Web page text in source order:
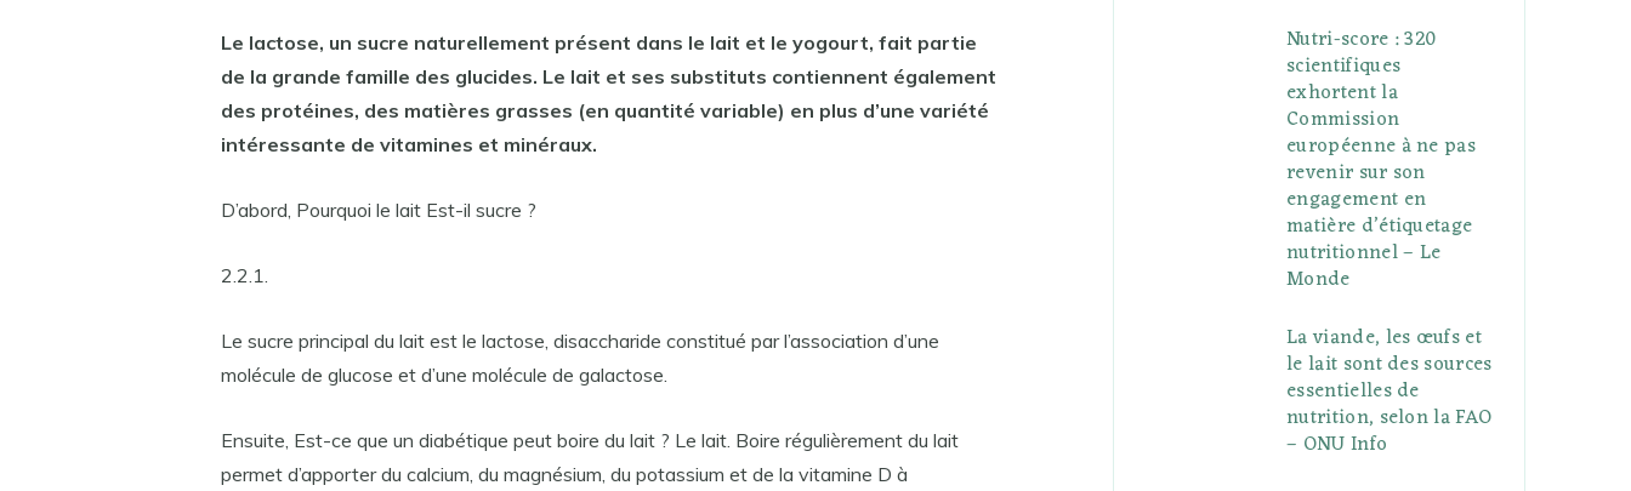
Le lactose, un sucre naturellement présent dans le lait et le yogourt, fait partie
de la grande famille des glucides. Le lait et ses substituts contiennent également
des protéines, des matières grasses (en quantité variable) en plus d’une variété
intéressante de vitamines et minéraux.
D’abord, Pourquoi le lait Est-il sucre ?
2.2.1.
Le sucre principal du lait est le lactose, disaccharide constitué par l’association d’une
molécule de glucose et d’une molécule de galactose.
Ensuite, Est-ce que un diabétique peut boire du lait ? Le lait. Boire régulièrement du lait
permet d’apporter du calcium, du magnésium, du potassium et de la vitamine D à
Nutri-score : 320
scientifiques
exhortent la
Commission
européenne à ne pas
revenir sur son
engagement en
matière d’étiquetage
nutritionnel – Le
Monde
La viande, les œufs et
le lait sont des sources
essentielles de
nutrition, selon la FAO
– ONU Info